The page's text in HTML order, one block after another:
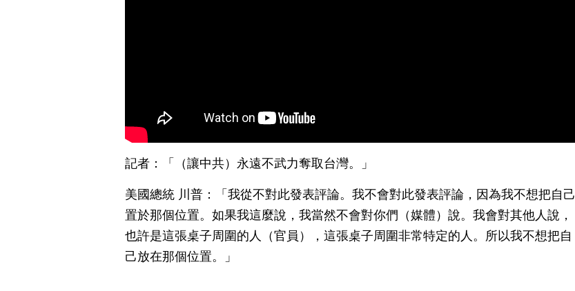
記者：「（讓中共）永遠不武力奪取台灣。」
美國總統 川普：「我從不對此發表評論。我不會對此發表評論，因為我不想把自己
置於那個位置。如果我這麼說，我當然不會對你們（媒體）說。我會對其他人說，
也許是這張桌子周圍的人（官員），這張桌子周圍非常特定的人。所以我不想把自
己放在那個位置。」